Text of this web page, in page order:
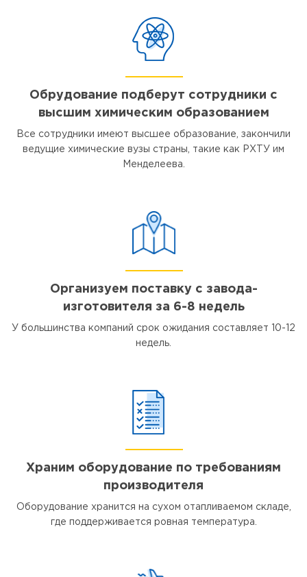
Обрудование подберут сотрудники с
высшим химическим образованием
Все сотрудники имеют высшее образование, закончили
ведущие химические вузы страны, такие как РХТУ им
Менделеева.
Организуем поставку с завода-
изготовителя за 6-8 недель
У большинства компаний срок ожидания составляет 10-12
недель.
Храним оборудование по требованиям
производителя
Оборудование хранится на сухом отапливаемом складе,
где поддерживается ровная температура.